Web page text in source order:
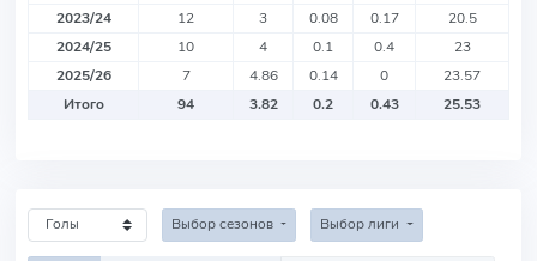
2023/24
12 3 0.08 0.17
20.5
2024/25
10 4 0.1 0.4
23
2025/26
7 4.86 0.14 0
23.57
Итого
94 3.82 0.2 0.43 25.53
Выбор сезонов Выбор лиги